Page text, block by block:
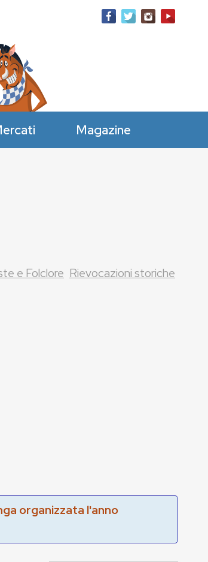
Magazine
e Folclore Rievocazioni storiche
organizzata l'anno